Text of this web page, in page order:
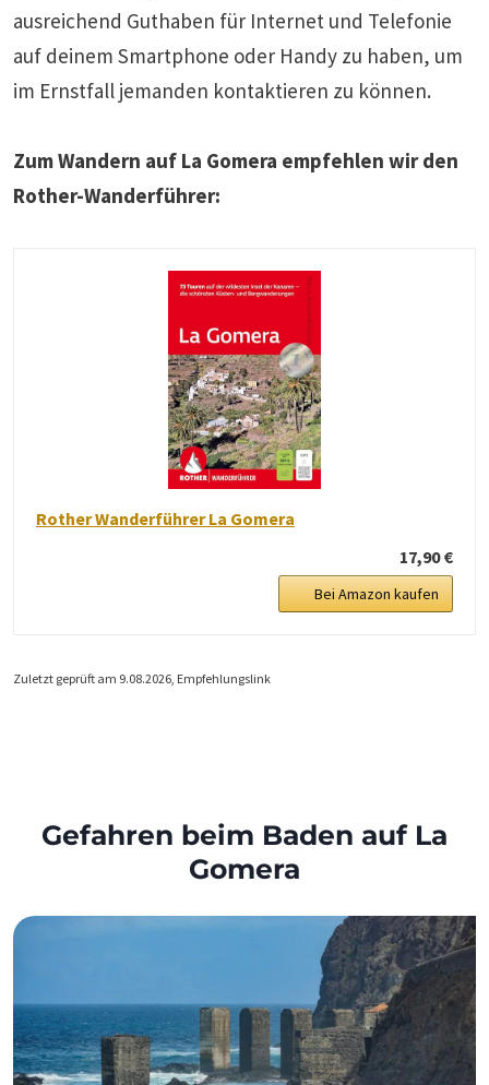
ausreichend Guthaben für Internet und Telefonie
auf deinem Smartphone oder Handy zu haben, um
im Ernstfall jemanden kontaktieren zu können.
Zum Wandern auf La Gomera empfehlen wir den
Rother-Wanderführer:
Rother Wanderführer La Gomera
17,90 €
Bei Amazon kaufen
Zuletzt geprüft am 9.08.2026, Empfehlungslink
Gefahren beim Baden auf La
Gomera